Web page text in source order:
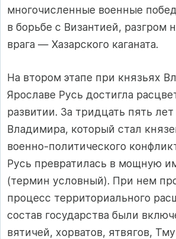
многочисленные военные
в борьбе с Византией, разгром
врага — Хазарского каганата.
На втором этапе при князьях
Ярославе Русь достигла
развитии. За тридцать пять
Владимира, который стал
военно-политического
Русь превратилась в мощную
(термин условный). При нем
процесс территориального
состав государства были
вятичей, хорватов, ятвягов,